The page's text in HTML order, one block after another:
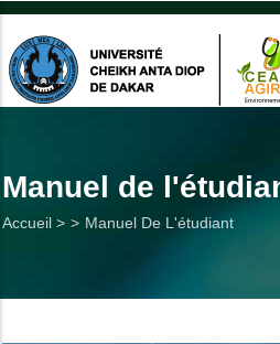
Aller
contenu
principal
Manuel de
Fil
Accueil > Manuel De L'étudiant